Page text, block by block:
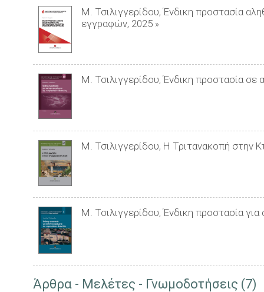
Μ. Τσιλιγγερίδου, Ένδικη προστασία
εγγραφών, 2025 »
Μ. Τσιλιγγερίδου, Ένδικη προστασία
Μ. Τσιλιγγερίδου, Η Τριτανακοπή στην
Μ. Τσιλιγγερίδου, Ένδικη προστασία
Άρθρα - Μελέτες - Γνωμοδοτήσεις (7)